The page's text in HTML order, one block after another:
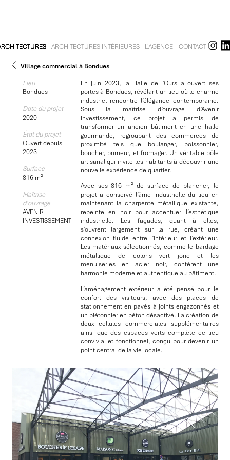
ARCHITECTURES INTÉRIEURES L'AGENCE CONTACT
Village commercial à Bondues
Lieu
Bondues
Date du projet
2020
État du projet
Ouvert depuis
2023
Surface
816 m²
Maîtrise
d'ouvrage
AVENIR
INVESTISSEMENT
En juin 2023, la Halle de l’Ours a ouvert ses
portes à Bondues, révélant un lieu où le charme
industriel rencontre l’élégance contemporaine.
Sous la maîtrise d’ouvrage d’Avenir
Investissement, ce projet a permis de
transformer un ancien bâtiment en une halle
gourmande, regroupant des commerces de
proximité tels que boulanger, poissonnier,
boucher, primeur, et fromager. Un véritable pôle
artisanal qui invite les habitants à découvrir une
nouvelle expérience de quartier.
Avec ses 816 m² de surface de plancher, le
projet a conservé l’âme industrielle du lieu en
maintenant la charpente métallique existante,
repeinte en noir pour accentuer l’esthétique
industrielle. Les façades, quant à elles,
s’ouvrent largement sur la rue, créant une
connexion fluide entre l’intérieur et l’extérieur.
Les matériaux sélectionnés, comme le bardage
métallique de coloris vert jonc et les
menuiseries en acier noir, confèrent une
harmonie moderne et authentique au bâtiment.
L’aménagement extérieur a été pensé pour le
confort des visiteurs, avec des places de
stationnement en pavés à joints engazonnés et
un piétonnier en béton désactivé. La création de
deux cellules commerciales supplémentaires
ainsi que des espaces verts complète ce lieu
convivial et fonctionnel, conçu pour devenir un
point central de la vie locale.